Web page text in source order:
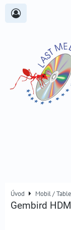
Úvod Mobil /
Gembird